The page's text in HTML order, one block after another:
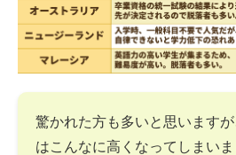
驚かれた方も多いと思います
はこんなに高くなってしまいま